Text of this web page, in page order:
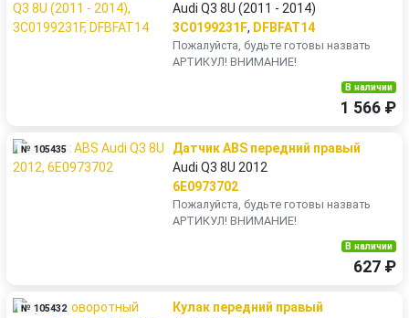
Audi Q3 8U (2011 - 2014)
3C0199231F, DFBFAT14
Пожалуйста, будьте готовы назвать
АРТИКУЛ! ВНИМАНИЕ!
В наличии
1 566 ₽
№ 105435
Датчик ABS передний правый
Audi Q3 8U 2012
6E0973702
Пожалуйста, будьте готовы назвать
АРТИКУЛ! ВНИМАНИЕ!
В наличии
627 ₽
№ 105432
Кулак передний правый